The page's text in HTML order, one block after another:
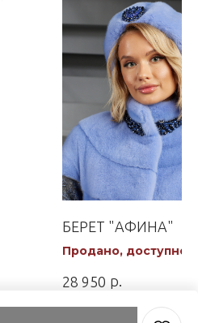
БЕРЕТ "АФИНА"
Продано, доступно к
28 950 р.